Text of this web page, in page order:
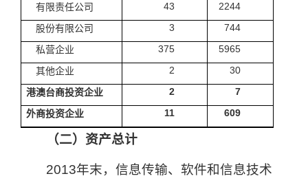
有限责任公司
43
2244
股份有限公司
3
744
私营企业
375
5965
其他企业
2
30
港澳台商投资企业
2
7
外商投资企业
11 609
（二）资产总计
2013年末，信息传输、软件和信息技术